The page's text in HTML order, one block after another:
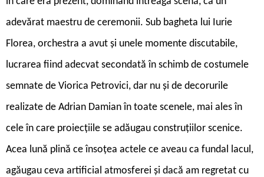
adevărat maestru de ceremonii. Sub bagheta lui Iurie
Florea, orchestra a avut și unele momente discutabile,
lucrarea fiind adecvat secondată în schimb de costumele
semnate de Viorica Petrovici, dar nu și de decorurile
realizate de Adrian Damian în toate scenele, mai ales în
cele în care proiecțiile se adăugau construțiilor scenice.
Acea lună plină ce însoțea actele ce aveau ca fundal lacul,
agăugau ceva artificial atmosferei și dacă am regretat cu